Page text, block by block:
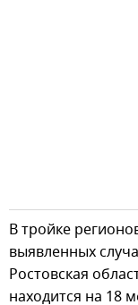
В тройке
выявленных
Ростовская
находится на 18